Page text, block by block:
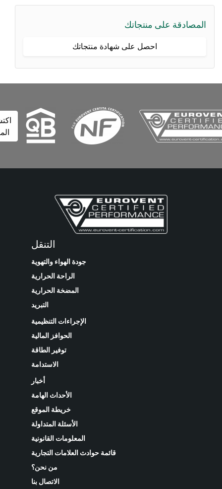
على منتجاتك
احصل على شهادة منتجاتك
اكتشف
المزيد
التنقل
جودة الهواء والتهوية
الراحة الحرارية
المضخة الحرارية
الإجراءات التنظيمية
الحوافز المالية
توفير الطاقة
الاستدامة
الأحداث الهامة
خريطة الموقع
الأسئلة المتداولة
المعلومات القانونية
قائمة حوادث العلامات التجارية
من نحن؟
الاتصال بنا